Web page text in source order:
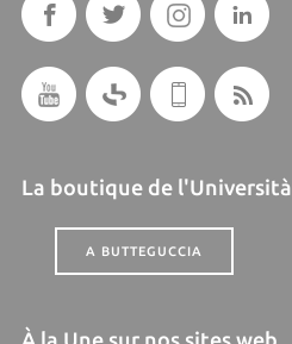
La boutique de l'Università
A BUTTEGUCCIA
À la Une sur nos sites web